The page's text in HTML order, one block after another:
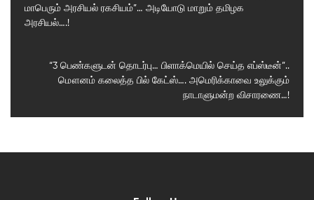
Previous
மாபெரும் அரசியல் ரகசியம்”… அடியோடு மாறும் தமிழக
அரசியல்….!
“3 பெண்களுடன் தொடர்பு… பிளாக்மெயில் செய்த எப்ஸ்டீன்”..
மௌனம் கலைத்த பில் கேட்ஸ்…. அமெரிக்காவை உலுக்கும்
நாடாளுமன்ற விசாரணை…!